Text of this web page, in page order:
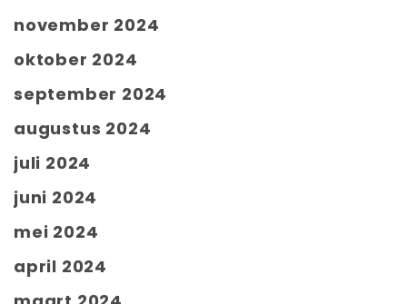
november 2024
oktober 2024
september 2024
augustus 2024
juli 2024
juni 2024
mei 2024
april 2024